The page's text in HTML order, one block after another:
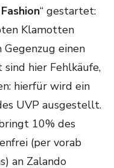
“ gestartet:
Klamotten
einen
hier Fehlkäufe,
hierfür wird ein
UVP ausgestellt.
10% des
(per vorab
an Zalando